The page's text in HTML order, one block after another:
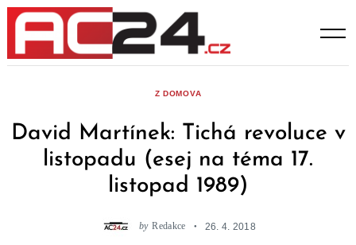
Skip
content
Z DOMOVA
David Martínek: Tichá revoluce v
listopadu (esej na téma 17.
listopad 1989)
by Redakce 26. 4. 2018